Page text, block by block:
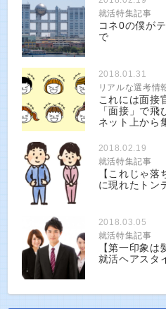
就活特集記事
コネ0の僕が
で
2018.01.31
リアルな選考情
これには面接
「面接」で
ネット上から
2018.02.19
就活特集記事
【これじゃ
に現れたトン
2018.03.05
就活特集記事
【第一印象は
就活ヘアスタ